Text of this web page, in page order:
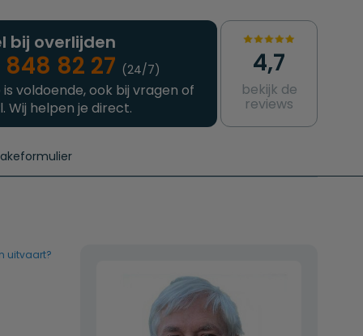
bij overlijden
82 27 (24/7)
voldoende, ook bij vragen of
Wij helpen je direct.
4,7
bekijk de
reviews
uitvaart?